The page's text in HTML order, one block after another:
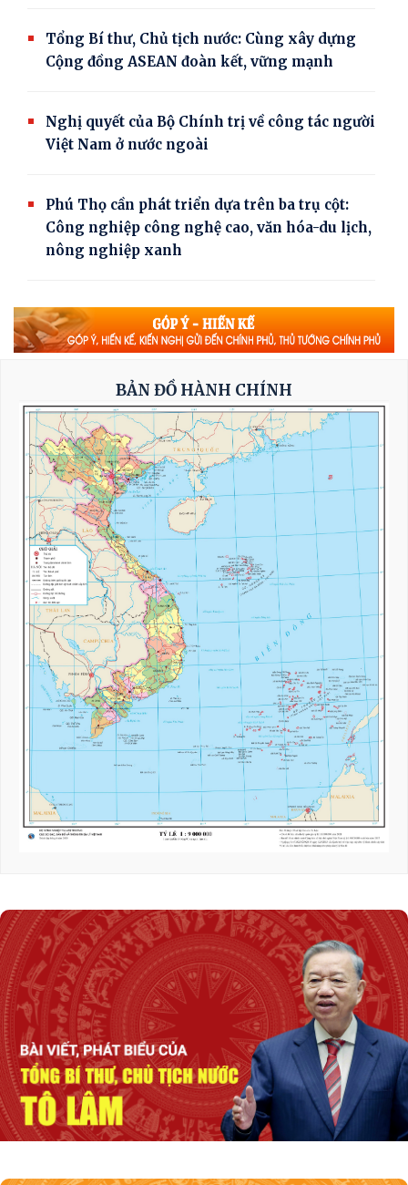
Tổng Bí thư, Chủ tịch nước: Cùng xây dựng
Cộng đồng ASEAN đoàn kết, vững mạnh
Nghị quyết của Bộ Chính trị về công tác người
Việt Nam ở nước ngoài
Phú Thọ cần phát triển dựa trên ba trụ cột:
Công nghiệp công nghệ cao, văn hóa-du lịch,
nông nghiệp xanh
Tổng Bí thư, Chủ tịch nước Tô Lâm: Điều
chỉnh, sửa đổi, bổ sung luật về quân sự, quốc
phòng là cần thiết
Thủ tướng Lê Minh Hưng: Biến sức ép bên
ngoài thành dư địa phát triển mới
Sửa đổi, bổ sung 2 dự án luật để bảo đảm quốc
phòng, an ninh quốc gia và chủ động hội
nhập quốc tế sâu rộng
­­­­Quốc hội nghe báo cáo về 2 dự án luật liên
quan đến quân sự, quốc phòng
Phiên họp Chính phủ thường kỳ tháng 7:
Xuất nhập khẩu ước đạt 659,6 tỷ USD, tăng
28,1%
Họp báo Chính phủ thường kỳ tháng 7/2026:
Các vấn đề gắn với phát triển kinh tế được
quan tâm
Các chỉ số cơ bản về phát triển KTXH đều tăng
Quốc hội phê chuẩn bổ nhiệm ông Nguyễn
Tiến Hải giữ chức Bộ trưởng Bộ Nội vụ
Khai mạc Kỳ họp không thường lệ lần thứ
nhất của Quốc hội
BẢN ĐỒ HÀNH CHÍNH